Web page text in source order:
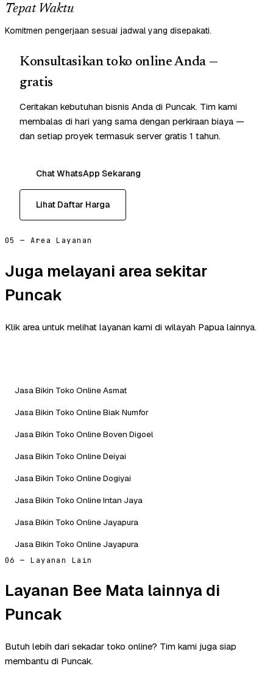
Tepat Waktu
Komitmen pengerjaan sesuai jadwal yang disepakati.
Konsultasikan toko online Anda —
gratis
Ceritakan kebutuhan bisnis Anda di Puncak. Tim kami
membalas di hari yang sama dengan perkiraan biaya —
dan setiap proyek termasuk server gratis 1 tahun.
Chat WhatsApp Sekarang
Lihat Daftar Harga
05 — Area Layanan
Juga melayani area sekitar
Puncak
Klik area untuk melihat layanan kami di wilayah Papua lainnya.
Jasa Bikin Toko Online Asmat
Jasa Bikin Toko Online Biak Numfor
Jasa Bikin Toko Online Boven Digoel
Jasa Bikin Toko Online Deiyai
Jasa Bikin Toko Online Dogiyai
Jasa Bikin Toko Online Intan Jaya
Jasa Bikin Toko Online Jayapura
Jasa Bikin Toko Online Jayapura
06 — Layanan Lain
Layanan Bee Mata lainnya di
Puncak
Butuh lebih dari sekadar toko online? Tim kami juga siap
membantu di Puncak.